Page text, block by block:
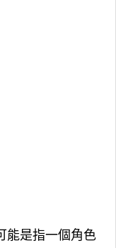
能是指一個角色